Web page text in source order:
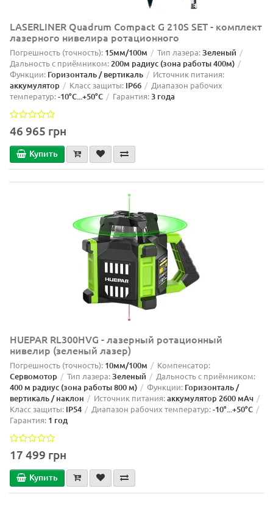
LASERLINER Quadrum Compact G 210S SET - комплект
лазерного нивелира ротационного
Погрешность (точность): 15мм/100м Тип лазера:Зеленый
Дальность с приёмником:200м радиус (зона работы 400м)
Функции: Горизонталь / вертикаль Источник питания:
аккумулятор Класс защиты: IP66
Диапазон рабочих
температур:-10°C...+50°C Гарантия:3 года
46 965 грн
Купить
HUEPAR RL300HVG - лазерный ротационный
нивелир (зеленый лазер)
Погрешность (точность): 10мм/100м Компенсатор:
Сервомотор Тип лазера:Зеленый Дальность с приёмником:
400 м радиус (зона работы 800 м) Функции: Горизонталь /
вертикаль / наклон
Источник питания:аккумулятор 2600 мАч
Класс защиты: IP54 Диапазон рабочих температур:-10°...+50°C
Гарантия: 1 год
17 499 грн
Купить